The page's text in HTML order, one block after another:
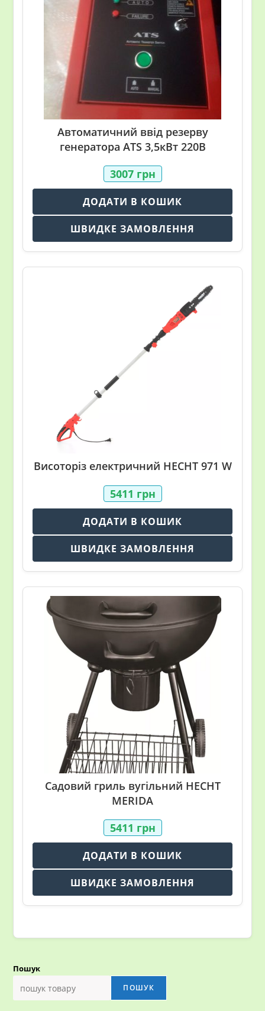
Автоматичний ввід резерву
генератора ATS 3,5кВт 220В
3007 грн
ДОДАТИ В КОШИК
ШВИДКЕ ЗАМОВЛЕННЯ
Висоторіз електричний HECHT 971 W
5411 грн
ДОДАТИ В КОШИК
ШВИДКЕ ЗАМОВЛЕННЯ
Садовий гриль вугільний HECHT
MERIDA
5411 грн
ДОДАТИ В КОШИК
ШВИДКЕ ЗАМОВЛЕННЯ
Пошук
ПОШУК